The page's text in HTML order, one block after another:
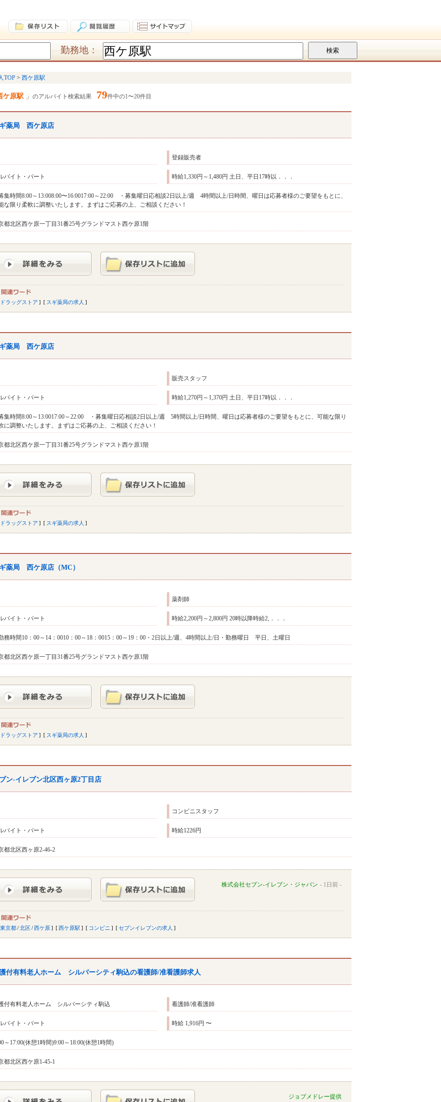
勤務地：
TOP 西ケ原駅
ケ原駅 のアルバイト検索結果 79件中の1〜20件目
薬局 西ケ原店
登録販売者
バイト・パート 時給1,330円～1,480円 土日、平日17時以．．．
集時間8:00～13:008:00〜16:0017:00～22:00 ・募集曜日応相談2日以上/週 4時間以上/日時間、曜日は応募者様のご要望をもとに、
な限り柔軟に調整いたします。まずはご応募の上、ご相談ください！
都北区西ケ原一丁目31番25号グランドマスト西ケ原1階
ドラッグストア スギ薬局の求人
薬局 西ケ原店
販売スタッフ
バイト・パート 時給1,270円～1,370円 土日、平日17時以．．．
集時間8:00～13:0017:00～22:00 ・募集曜日応相談2日以上/週 5時間以上/日時間、曜日は応募者様のご要望をもとに、可能な限り
に調整いたします。まずはご応募の上、ご相談ください！
都北区西ケ原一丁目31番25号グランドマスト西ケ原1階
ドラッグストア スギ薬局の求人
薬局 西ケ原店（MC）
薬剤師
バイト・パート 時給2,200円～2,800円 20時以降時給2,．．．
務時間10：00～14：0010：00～18：0015：00～19：00・2日以上/週、4時間以上/日・勤務曜日 平日、土曜日
都北区西ケ原一丁目31番25号グランドマスト西ケ原1階
ドラッグストア スギ薬局の求人
ン-イレブン北区西ヶ原2丁目店
コンビニスタッフ
バイト・パート 時給1226円
都北区西ヶ原2-46-2
株式会社セブン-イレブン・ジャパン 1日前
東京都/北区/西ケ原 西ケ原駅 コンビニ セブンイレブンの求人
付有料老人ホーム シルバーシティ駒込の看護師/准看護師求人
付有料老人ホーム シルバーシティ駒込 看護師/准看護師
バイト・パート 時給 1,916円 〜
～17:00(休憩1時間)9:00～18:00(休憩1時間)
都北区西ケ原1-45-1
ジョブメドレー提供